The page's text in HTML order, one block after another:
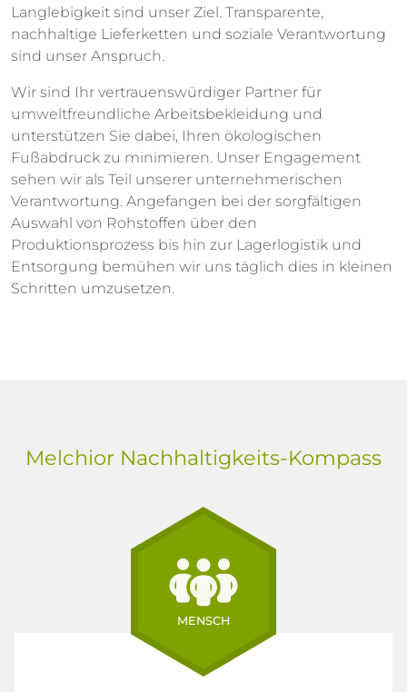
Langlebigkeit sind unser Ziel. Transparente,
nachhaltige Lieferketten und soziale Verantwortung
sind unser Anspruch.
Wir sind Ihr vertrauenswürdiger Partner für
umweltfreundliche Arbeitsbekleidung und
unterstützen Sie dabei, Ihren ökologischen
Fußabdruck zu minimieren. Unser Engagement
sehen wir als Teil unserer unternehmerischen
Verantwortung. Angefangen bei der sorgfältigen
Auswahl von Rohstoffen über den
Produktionsprozess bis hin zur Lagerlogistik und
Entsorgung bemühen wir uns täglich dies in kleinen
Schritten umzusetzen.
Melchior Nachhaltigkeits-Kompass
MENSCH